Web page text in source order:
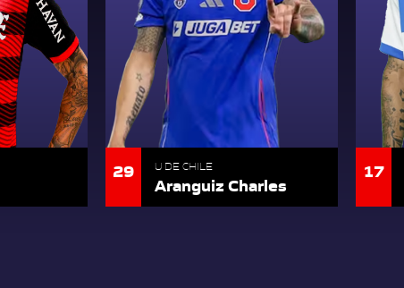
29 U DE CHILE
Aranguiz Charles
17